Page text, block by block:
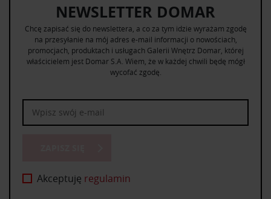
NEWSLETTER DOMAR
Chcę zapisać się do newslettera, a co za tym idzie wyrażam zgodę
na przesyłanie na mój adres e-mail informacji o nowościach,
promocjach, produktach i usługach Galerii Wnętrz Domar, której
właścicielem jest Domar S.A. Wiem, że w każdej chwili będę mógł
wycofać zgodę.
Akceptuję regulamin